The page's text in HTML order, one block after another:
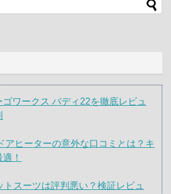
ワークス バディ22を徹底レビュ
アヒーターの意外な口コミとは？キ
！
トスーツは評判悪い？検証レビュ